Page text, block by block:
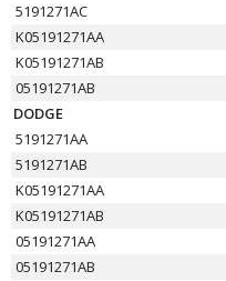
5191271AC
K05191271AA
K05191271AB
05191271AB
DODGE
5191271AA
5191271AB
K05191271AA
K05191271AB
05191271AA
05191271AB